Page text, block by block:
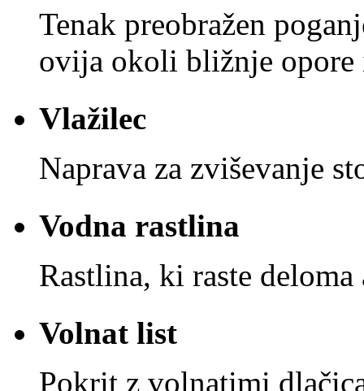
Tenak preobražen
ovija okoli bližnje opore
Vlažilec
Naprava za zviševanje
Vodna rastlina
Rastlina, ki raste
Volnat list
Pokrit z volnatimi